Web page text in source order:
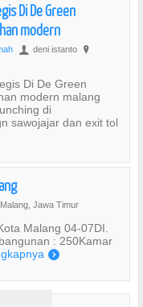
Di De Green
modern
U deni istanto ?
Di De Green
modern malang
di
sawojajar dan exit tol
Malang, Jawa Timur
Malang 04-07DI.
: 250Kamar
)